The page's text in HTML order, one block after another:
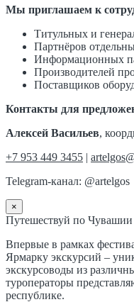
Мы приглашаем к
Титульных и
Партнёров
Информационных
Производителей
Поставщиков
Контакты для
Алексей Васильев,
+7 953 449 3455 |
Telegram-канал: @artelgos
×
Путешествуй по
Впервые в рамках
Ярмарку экскурсий –
экскурсоводы из
туроператоры
республике.